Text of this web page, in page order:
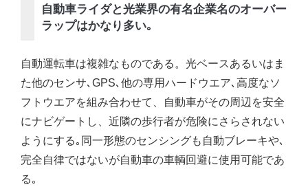
自動車ライダと光業界の有名企業名のオーバー
ラップはかなり多い｡
自動運転車は複雑なものである。光ベースあるいはま
た他のセンサ､GPS､他の専用ハードウエア､高度なソ
フトウエアを組み合わせて、自動車がその周辺を安全
にナビゲートし、近隣の歩行者が危険にさらされない
ようにする｡同一形態のセンシングも自動ブレーキや､
完全自律ではないが自動車の車輌回避に使用可能であ
る｡